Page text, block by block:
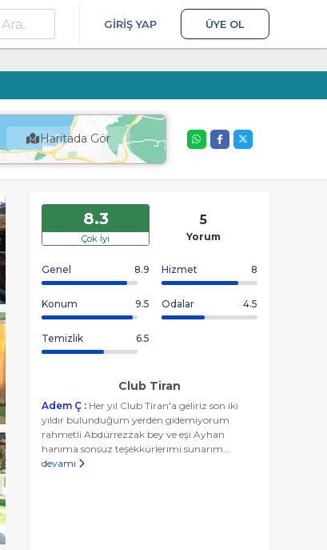
GIRIŞ YAP ÜYE OL
Haritada Gör
8.3
Çok İyi
5
Yorum
Genel 8.9 Hizmet 8
Konum 9.5 Odalar 4.5
Temizlik 6.5
Club Tiran
Adem Ç : Her yıl Club Tiran'a geliriz son iki
yıldır bulunduğum yerden gidemiyorum
rahmetli Abdürrezzak bey ve eşi Ayhan
hanıma sonsuz teşekkürlerimi sunarım...
devamı